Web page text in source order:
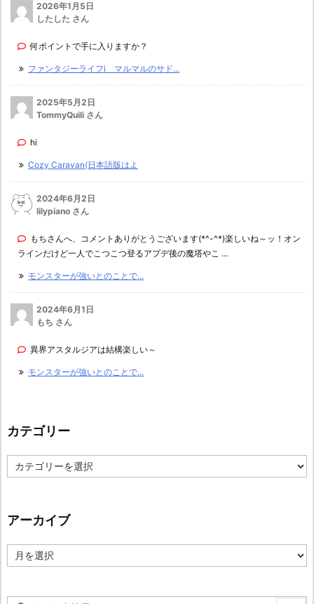
2026年1月5日
したした さん
何ポイントで手に入りますか？
ファンタジーライフi マルマルのサド...
2025年5月2日
TommyQuili さん
hi
Cozy Caravan(日本語版はよ
2024年6月2日
lilypiano さん
もちさんへ、コメントありがとうございます(*^-^*)楽しいね～ッ！オン
ラインだけど一人でこつこつ登るアプデ後の魔塔やこ ...
モンスターが強いとのことで...
2024年6月1日
もち さん
異界アスタルジアは結構楽しい～
モンスターが強いとのことで...
カテゴリー
テ
ー
アーカイブ
ー